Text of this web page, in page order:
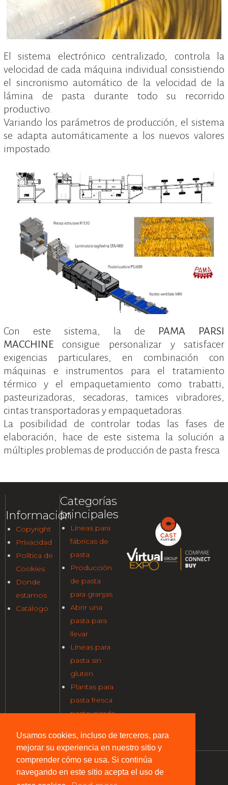
Usamos cookies, incluso de terceros, para
mejorar su experiencia en nuestro sitio y
comprender cómo se usa. Si continúa
navegando en este sitio acepta el uso de
El sistema electrónico centralizado, controla la
velocidad de cada máquina individual consistiendo
el sincronismo automático de la velocidad de la
lámina de pasta durante todo su recorrido
productivo.
Variando los parámetros de producción, el sistema
se adapta automáticamente a los nuevos valores
impostado.
Con este sistema, la de PAMA PARSI
MACCHINE consigue personalizar y satisfacer
exigencias particulares, en combinación con
máquinas e instrumentos para el tratamiento
térmico y el empaquetamiento como trabatti,
pasteurizadoras, secadoras, tamices vibradores,
cintas transportadoras y empaquetadoras.
La posibilidad de controlar todas las fases de
elaboración, hace de este sistema la solución a
múltiples problemas de producción de pasta fresca
Información
Copyright
Privacidad
Política de
Cookies
Donde
estamos
Catálogo
Categorías
principales
Líneas para
fábricas de
pasta
Producción
de pasta
para granjas
Abrir una
pasta para
llevar
Líneas para
pasta sin
gluten
Plantas para
pasta fresca
pasteurizada
Pama Parsi Macchine S.r.l. Via Maremmana III, 55
00030 San Cesareo (RM) Italy